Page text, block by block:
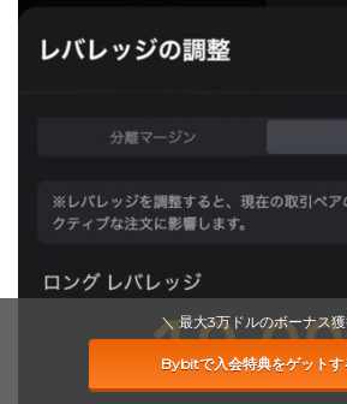
＼ 最大3万ドルのボーナス獲
Bybitで入会特典をゲットす